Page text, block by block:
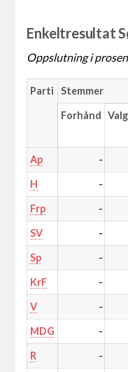
Enkeltresultat
Oppslutning i
Parti Stemmer
Forhånd
Ap -
H -
Frp -
SV -
Sp -
KrF -
V -
MDG -
R -